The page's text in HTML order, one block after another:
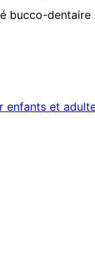
bucco-
enfants et